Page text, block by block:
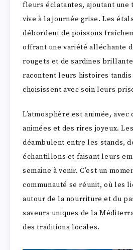
fleurs éclatantes, ajoutant une
vive à la journée grise. Les
débordent de poissons
offrant une variété alléchante
rougets et de sardines
racontent leurs histoires
choisissent avec soin leurs
L’atmosphère est animée,
animées et des rires joyeux.
déambulent entre les stands,
échantillons et faisant leurs
semaine à venir. C’est un
communauté se réunit, où les
autour de la nourriture et du
saveurs uniques de la
des traditions locales.